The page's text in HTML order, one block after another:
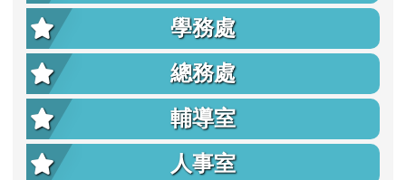
學務處
總務處
輔導室
人事室